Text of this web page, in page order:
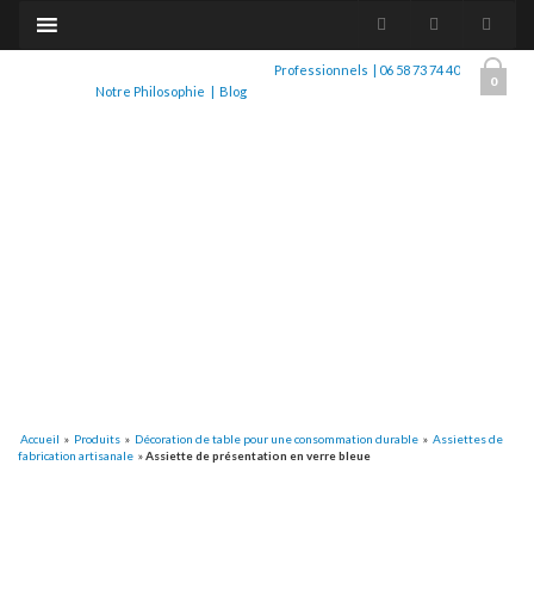
0
Notre Philosophie | Blog
Professionnels | 06 58 73 74 40
Accueil » Produits » Décoration de table pour une consommation durable » Assiettes de
fabrication artisanale »Assiette de présentation en verre bleue